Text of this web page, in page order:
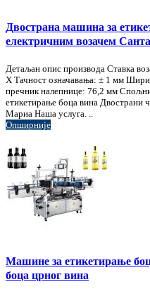
Двострана машина за
електричним возачем
Детаљан опис производа Ставка
Х Тачност означавања: ± 1 мм
пречник налепнице: 76,2 мм
етикетирање боца вина Двострани
Мариа Наша услуга. ..
Опширније
Машине за етикетирање
боца црног вина